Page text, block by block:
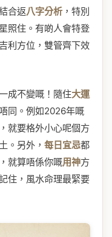
合返八字分析 ，特別
照住。有啲人會特登
利方位，雙管齊下效
成不變嘅！隨住大運
同。例如2026年嘅
就要格外小心呢個方
。另外， 每日宜忌都
就算唔係你嘅用神方
住，風水命理最緊要